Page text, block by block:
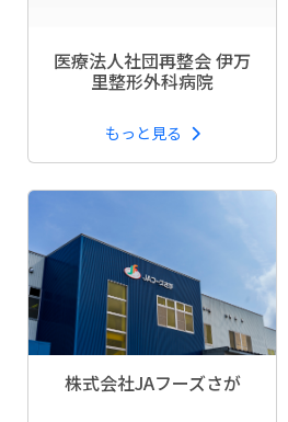
医療法人社団再整会 伊万
里整形外科病院
もっと見る
株式会社JAフーズさが